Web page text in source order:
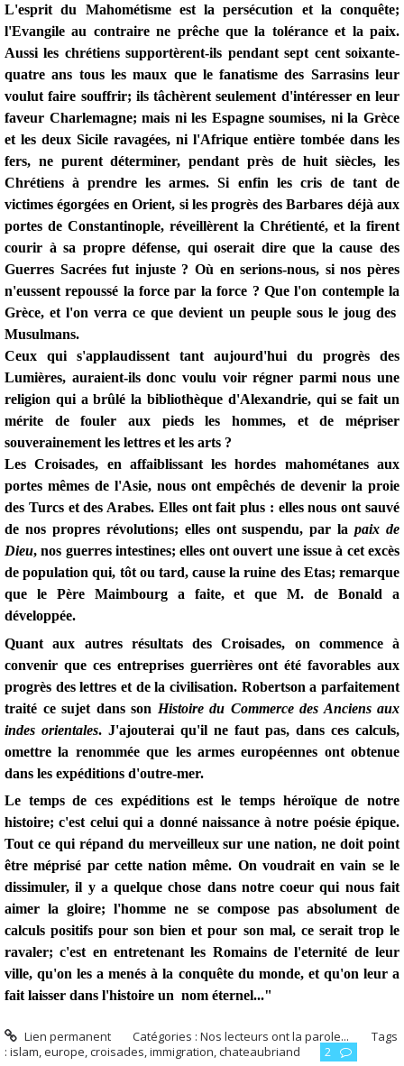
L'esprit du Mahométisme est la persécution et la conquête;
l'Evangile au contraire ne prêche que la tolérance et la paix.
Aussi les chrétiens supportèrent-ils pendant sept cent soixante-
quatre ans tous les maux que le fanatisme des Sarrasins leur
voulut faire souffrir; ils tâchèrent seulement d'intéresser en leur
faveur Charlemagne; mais ni les Espagne soumises, ni la Grèce
et les deux Sicile ravagées, ni l'Afrique entière tombée dans les
fers, ne purent déterminer, pendant près de huit siècles, les
Chrétiens à prendre les armes. Si enfin les cris de tant de
victimes égorgées en Orient, si les progrès des Barbares déjà aux
portes de Constantinople, réveillèrent la Chrétienté, et la firent
courir à sa propre défense, qui oserait dire que la cause des
Guerres Sacrées fut injuste ? Où en serions-nous, si nos pères
n'eussent repoussé la force par la force ? Que l'on contemple la
Grèce, et l'on verra ce que devient un peuple sous le joug des
Musulmans.
Ceux qui s'applaudissent tant aujourd'hui du progrès des
Lumières, auraient-ils donc voulu voir régner parmi nous une
religion qui a brûlé la bibliothèque d'Alexandrie, qui se fait un
mérite de fouler aux pieds les hommes, et de mépriser
souverainement les lettres et les arts ?
Les Croisades, en affaiblissant les hordes mahométanes aux
portes mêmes de l'Asie, nous ont empêchés de devenir la proie
des Turcs et des Arabes. Elles ont fait plus : elles nous ont sauvé
de nos propres révolutions; elles ont suspendu, par lapaix de
Dieu, nos guerres intestines; elles ont ouvert une issue à cet excès
de population qui, tôt ou tard, cause la ruine des Etas; remarque
que le Père Maimbourg a faite, et que M. de Bonald a
développée.
Quant aux autres résultats des Croisades, on commence à
convenir que ces entreprises guerrières ont été favorables aux
progrès des lettres et de la civilisation. Robertson a parfaitement
traité ce sujet dans son Histoire du Commerce des Anciens aux
indes orientales. J'ajouterai qu'il ne faut pas, dans ces calculs,
omettre la renommée que les armes européennes ont obtenue
dans les expéditions d'outre-mer.
Le temps de ces expéditions est le temps héroïque de notre
histoire; c'est celui qui a donné naissance à notre poésie épique.
Tout ce qui répand du merveilleux sur une nation, ne doit point
être méprisé par cette nation même. On voudrait en vain se le
dissimuler, il y a quelque chose dans notre coeur qui nous fait
aimer la gloire; l'homme ne se compose pas absolument de
calculs positifs pour son bien et pour son mal, ce serait trop le
ravaler; c'est en entretenant les Romains de l'eternité de leur
ville, qu'on les a menés à la conquête du monde, et qu'on leur a
fait laisser dans l'histoire un nom éternel..."
Lien permanent Catégories :Nos lecteurs ont la parole...
Tags
: islam,europe,croisades,immigration,chateaubriand 2